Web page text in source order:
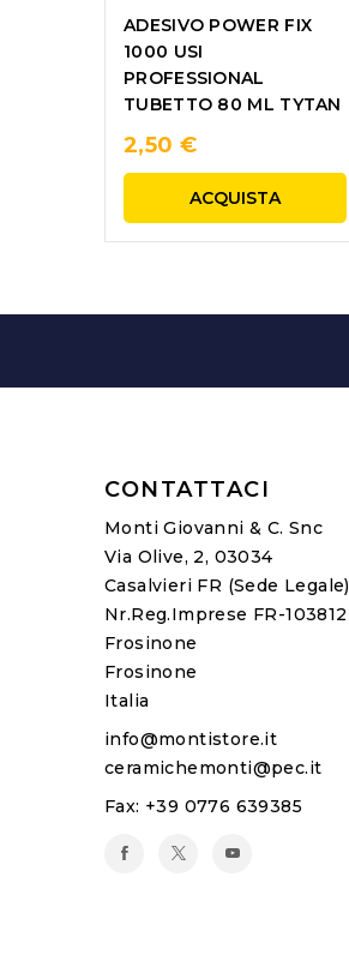
ADESIVO POWER FIX
1000 USI
PROFESSIONAL
TUBETTO 80 ML TYTAN
2,50 €
ACQUISTA
CONTATTACI
Monti Giovanni & C. Snc
Via Olive, 2, 03034
Casalvieri FR (sede Legale)
Nr.Reg.Imprese FR-103812
Frosinone
Frosinone
Italia
info@montistore.it
ceramichemonti@pec.it
Fax: +39 0776 639385